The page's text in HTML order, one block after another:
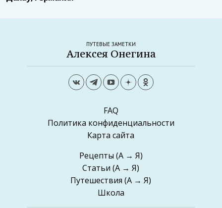
ПУТЕВЫЕ ЗАМЕТКИ
Алексея Онегина
FAQ
Политика конфиденциальности
Карта сайта
Рецепты (А → Я)
Статьи (А → Я)
Путешествия (А → Я)
Школа